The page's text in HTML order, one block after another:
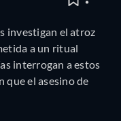
investigan el atroz
a un ritual
interrogan a estos
que el asesino de